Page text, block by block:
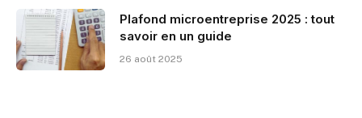
Plafond microentreprise 2025 : tout
savoir en un guide
26 août 2025